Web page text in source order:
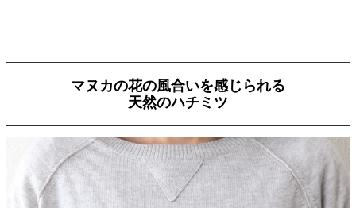
マヌカの花の風合いを感じられる
天然のハチミツ